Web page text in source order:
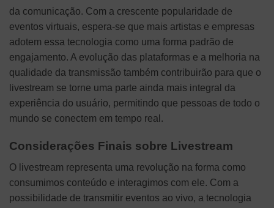
da comunicação. Com a crescente popularidade de
eventos virtuais, espera-se que mais artistas e empresas
adotem essa tecnologia como uma forma padrão de
engajamento. A evolução das plataformas e a melhoria na
qualidade da transmissão também contribuirão para que o
livestream se torne uma parte ainda mais integral da
experiência do usuário, permitindo que pessoas de todo o
mundo se conectem em tempo real.
Considerações Finais sobre Livestream
O livestream representa uma revolução na forma como
consumimos conteúdo e interagimos com ele. Com a
possibilidade de transmitir eventos ao vivo, a tecnologia